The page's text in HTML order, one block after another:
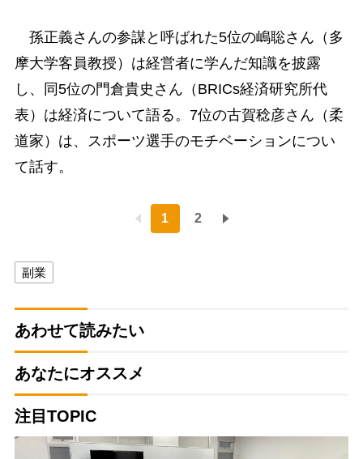
孫正義さんの参謀と呼ばれた5位の嶋聡さん（多
摩大学客員教授）は経営者に学んだ知識を披露
し、同5位の門倉貴史さん（BRICs経済研究所代
表）は経済について語る。7位の古賀稔彦さん（柔
道家）は、スポーツ選手のモチベーションについ
て話す。
1 2
副業
あわせて読みたい
あなたにオススメ
注目TOPIC